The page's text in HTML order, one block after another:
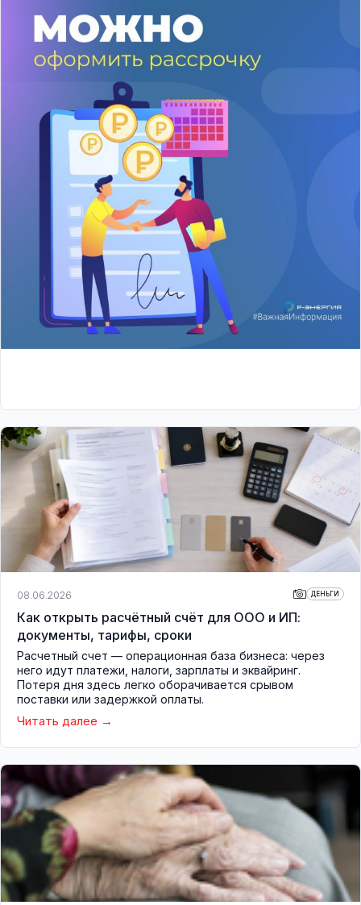
08.06.2026 ДЕНЬГИ
Как открыть расчётный счёт для ООО и ИП:
документы, тарифы, сроки
Расчетный счет — операционная база бизнеса: через
него идут платежи, налоги, зарплаты и эквайринг.
Потеря дня здесь легко оборачивается срывом
поставки или задержкой оплаты.
Читать далее